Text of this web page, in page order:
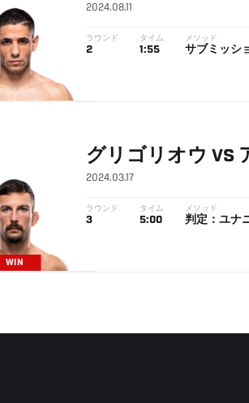
2024.08.11
ラウンド
2
タイム
1:55
メソッド
サブミッシ
WIN
グリゴリオウ VS
2024.03.17
ラウンド
3
タイム
5:00
メソッド
判定：ユナ